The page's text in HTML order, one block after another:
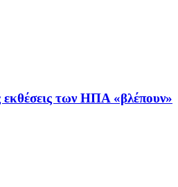
των ΗΠΑ «βλέπουν»